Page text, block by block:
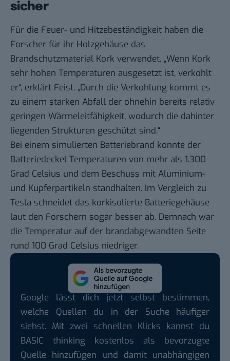
sicher
Für die Feuer- und Hitzebeständigkeit haben die
Forscher für ihr Holzgehäuse das
Brandschutzmaterial Kork verwendet. „Wenn Kork
sehr hohen Temperaturen ausgesetzt ist, verkohlt
er“, erklärt Feist. „Durch die Verkohlung kommt es
zu einem starken Abfall der ohnehin bereits relativ
geringen Wärmeleitfähigkeit, wodurch die dahinter
liegenden Strukturen geschützt sind.“
Bei einem simulierten Batteriebrand konnte der
Batteriedeckel Temperaturen von mehr als 1.300
Grad Celsius und dem Beschuss mit Aluminium-
und Kupferpartikeln standhalten. Im Vergleich zu
Tesla schneidet das korkisolierte Batteriegehäuse
laut den Forschern sogar besser ab. Demnach war
die Temperatur auf der brandabgewandten Seite
rund 100 Grad Celsius niedriger.
Google lässt dich jetzt selbst bestimmen,
welche Quellen du in der Suche häufiger
siehst. Mit zwei schnellen Klicks kannst du
BASIC thinking kostenlos als bevorzugte
Quelle hinzufügen und damit unabhängigen